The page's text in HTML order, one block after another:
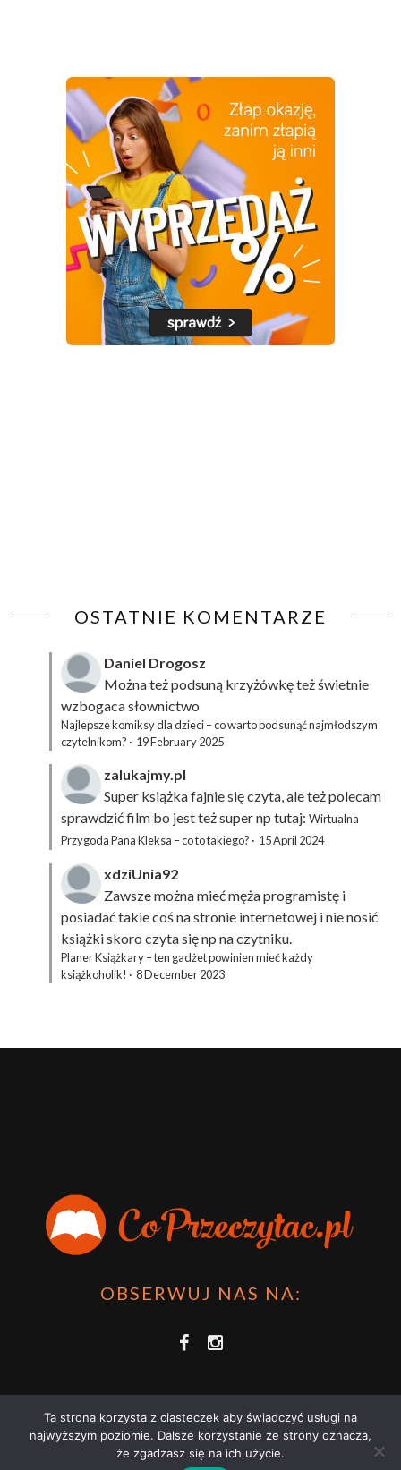
OSTATNIE KOMENTARZE
Daniel Drogosz
Można też podsuną krzyżówkęteż świetnie
wzbogaca słownictwo
Najlepsze komiksy dla dzieci – co warto podsunąć najmłodszym
czytelnikom? · 19 February 2025
zalukajmy.pl
Super książka fajnie się czyta, ale też polecam
sprawdzić film bo jest też super np tutaj: Wirtualna
Przygoda Pana Kleksa – co to takiego? · 15 April 2024
xdziUnia92
Zawsze można mieć męża programistę i
posiadać takie coś na stronie internetowej i nie nosić
książki skoro czyta się np na czytniku.
Planer Książkary – ten gadżet powinien mieć każdy
książkoholik! · 8 December 2023
OBSERWUJ NAS NA:
COPRZECZYTAĆ.PL 2021 | STRONA WYKORZYSTUJE PLIKI COOKIES |
Ta strona korzysta z ciasteczek aby świadczyć usługi na
najwyższym poziomie. Dalsze korzystanie ze strony oznacza,
że zgadzasz się na ich użycie.